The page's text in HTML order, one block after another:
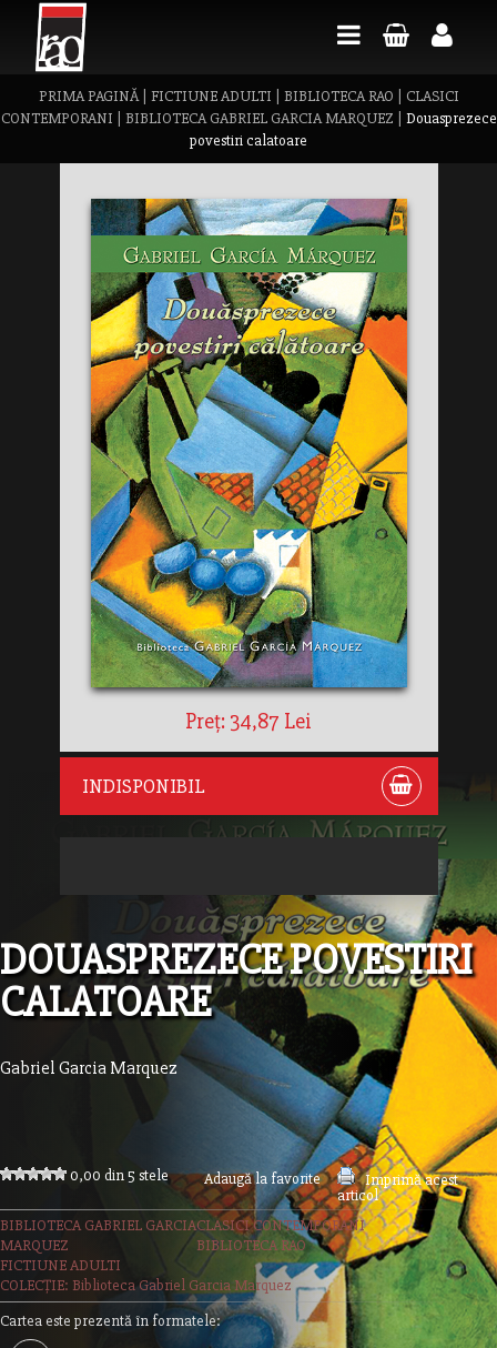
PRIMA PAGINĂ| FICTIUNE ADULTI BIBLIOTECA RAO
CLASICI
CONTEMPORANI
BIBLIOTECA GABRIEL GARCIA MARQUEZ
Douasprezece
povestiri calatoare
Preț: 34,87 Lei
INDISPONIBIL
DOUASPREZECE POVESTIRI
CALATOARE
Gabriel Garcia Marquez
0,00 din 5 stele Adaugă la favorite
Imprimă acest
articol
BIBLIOTECA GABRIEL GARCIA
MARQUEZ
CLASICI CONTEMPORANI
BIBLIOTECA RAO
FICTIUNE ADULTI
COLECȚIE: Biblioteca Gabriel Garcia Marquez
Cartea este prezentă în formatele: